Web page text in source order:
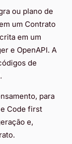
ou plano de
um Contrato
em um
e OpenAPI. A
de
para
Code first
e,